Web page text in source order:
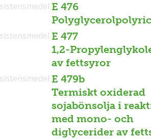
E 476
E 477
1,2-
av fettsyror
E 479b
Termiskt oxiderad
sojabönsolja i
med mono- och
diglycerider av